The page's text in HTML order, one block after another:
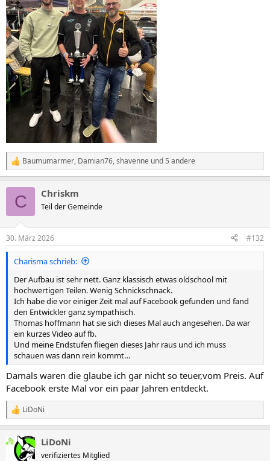
R
e
e
n
Baumumarmer, Damian76,shavenne und 5 andere
C Chriskm
Teil der Gemeinde
30. März 2026 #132
Charisma schrieb:
Der Aufbau ist sehr nett. Ganz klassisch etwas oldschool mit
hochwertigen Teilen. Wenig Schnickschnack.
Ich habe die vor einiger Zeit mal auf Facebook gefunden und fand
den Entwickler ganz sympathisch.
Thomas hoffmann hat sie sich dieses Mal auch angesehen. Da war
ein kurzes Video auf fb.
Und meine Endstufen fliegen dieses Jahr raus und ich muss
schauen was dann rein kommt…
Damals waren die glaube ich gar nicht so teuer,vom Preis. Auf
Facebook erste Mal vor ein paar Jahren entdeckt.
R
e
k
LiDoNi
LiDoNi
verifiziertes Mitglied